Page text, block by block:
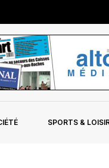
SPORTS &